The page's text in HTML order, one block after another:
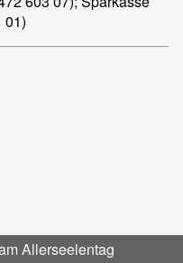
Allerseelentag
01)